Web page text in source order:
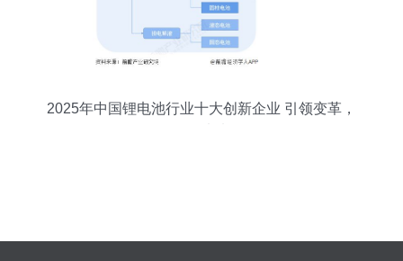
2025年中国锂电池行业十大创新企业 引领变革，